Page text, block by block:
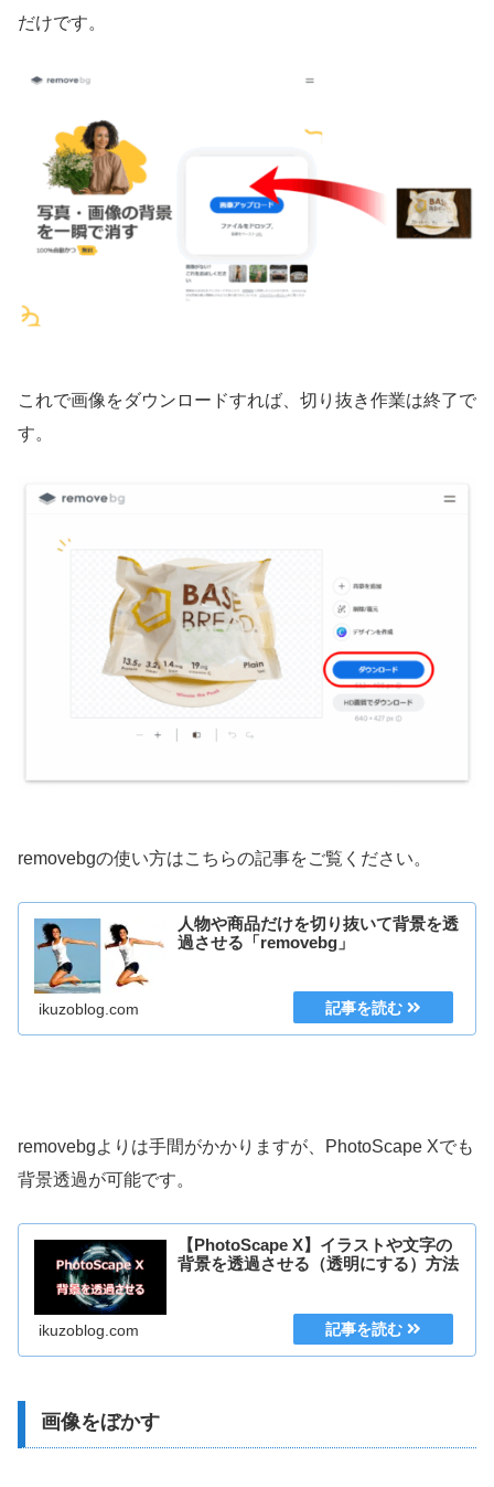
だけです。
これで画像をダウンロードすれば、切り抜き作業は終了で
す。
removebgの使い方はこちらの記事をご覧ください。
人物や商品だけを切り抜いて背景を透
過させる「removebg」
ikuzoblog.com
removebgよりは手間がかかりますが、PhotoScape Xでも
背景透過が可能です。
【PhotoScape X】イラストや文字の
背景を透過させる（透明にする）方法
ikuzoblog.com
画像をぼかす